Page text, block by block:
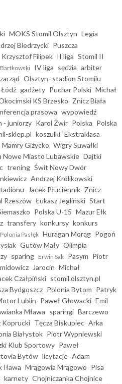
MOKS Stomil Olsztyn Legia
Biedrzycki Puszcza
Krzysztof Filipek II liga Stomil II
IV liga sędzia arbiter
zarząd Olsztyn stadion Stomilu
gadżety Puchar Polski Michał
KS Brzesko Znicz Biała
prasowa wypowiedź
- juniorzy Karol Żwir Polska Polska
sklep.pl koszulki Ekstraklasa
Mamry Giżycko Wigry Suwałki
Nowe Miasto Lubawskie Dajtki
trening Świt Nowy Dwór
Andrzej Królikowski
Jacek Płuciennik Znicz
Rzeszów Łukasz Jegliński Start
Polska U-15 Mazur Ełk
transfery konkursy konkurs
Polonia Pasłęk Huragan Morąg Pogoń
Gutów Mały Olimpia
sparing Erwin Sak Pasym Piotr
Jarocin Michał
Czałpiński stomil.olsztyn.pl
Bydgoszcz Polonia Bytom Patryk
Lublin Paweł Głowacki Emil
Mława sparingi Barczewo
Koprucki Tęcza Biskupiec Arka
Białystok Piotr Wypniewski
Klub Sportowy Paweł
Bytów licytacje Adam
Iława Mrągowia Mrągowo Pisa
karnety Chojniczanka Chojnice